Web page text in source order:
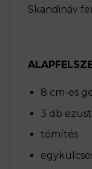
Skandináv
8 cm-es
3 db
tömítés